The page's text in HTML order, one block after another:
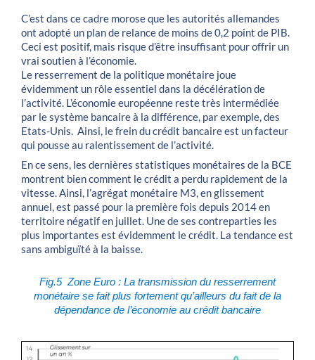
C’est dans ce cadre morose que les autorités allemandes
ont adopté un plan de relance de moins de 0,2 point de PIB.
Ceci est positif, mais risque d’être insuffisant pour offrir un
vrai soutien à l’économie.
Le resserrement de la politique monétaire joue
évidemment un rôle essentiel dans la décélération de
l’activité. L’économie européenne reste très intermédiée
par le système bancaire à la différence, par exemple, des
Etats-Unis. Ainsi, le frein du crédit bancaire est un facteur
qui pousse au ralentissement de l’activité.
En ce sens, les dernières statistiques monétaires de la BCE
montrent bien comment le crédit a perdu rapidement de la
vitesse. Ainsi, l’agrégat monétaire M3, en glissement
annuel, est passé pour la première fois depuis 2014 en
territoire négatif en juillet. Une de ses contreparties les
plus importantes est évidemment le crédit. La tendance est
sans ambiguïté à la baisse.
Fig.5 Zone Euro : La transmission du resserrement
monétaire se fait plus fortement qu’ailleurs du fait de la
dépendance de l’économie au crédit bancaire